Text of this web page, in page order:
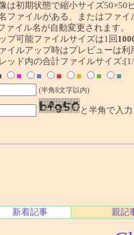
は初期状態で縮小サイズ50×50
ファイルがある、またはファ
イル名が自動変更されます。
プ可能ファイルサイズは1回
イルアップ時はプレビューは利
ッド内の合計ファイルサイズ
■ ■ ■ ■ ■
■
(半角8文字以内)
と半角で入力
新着記事 親記